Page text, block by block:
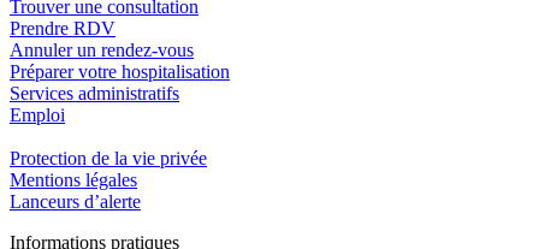
Trouver une consultation
Prendre RDV
Annuler un rendez-vous
Préparer votre hospitalisation
Services administratifs
Emploi​
Protection de la vie privée
Mentions légales
Lanceurs d’alerte
Informations pratiques